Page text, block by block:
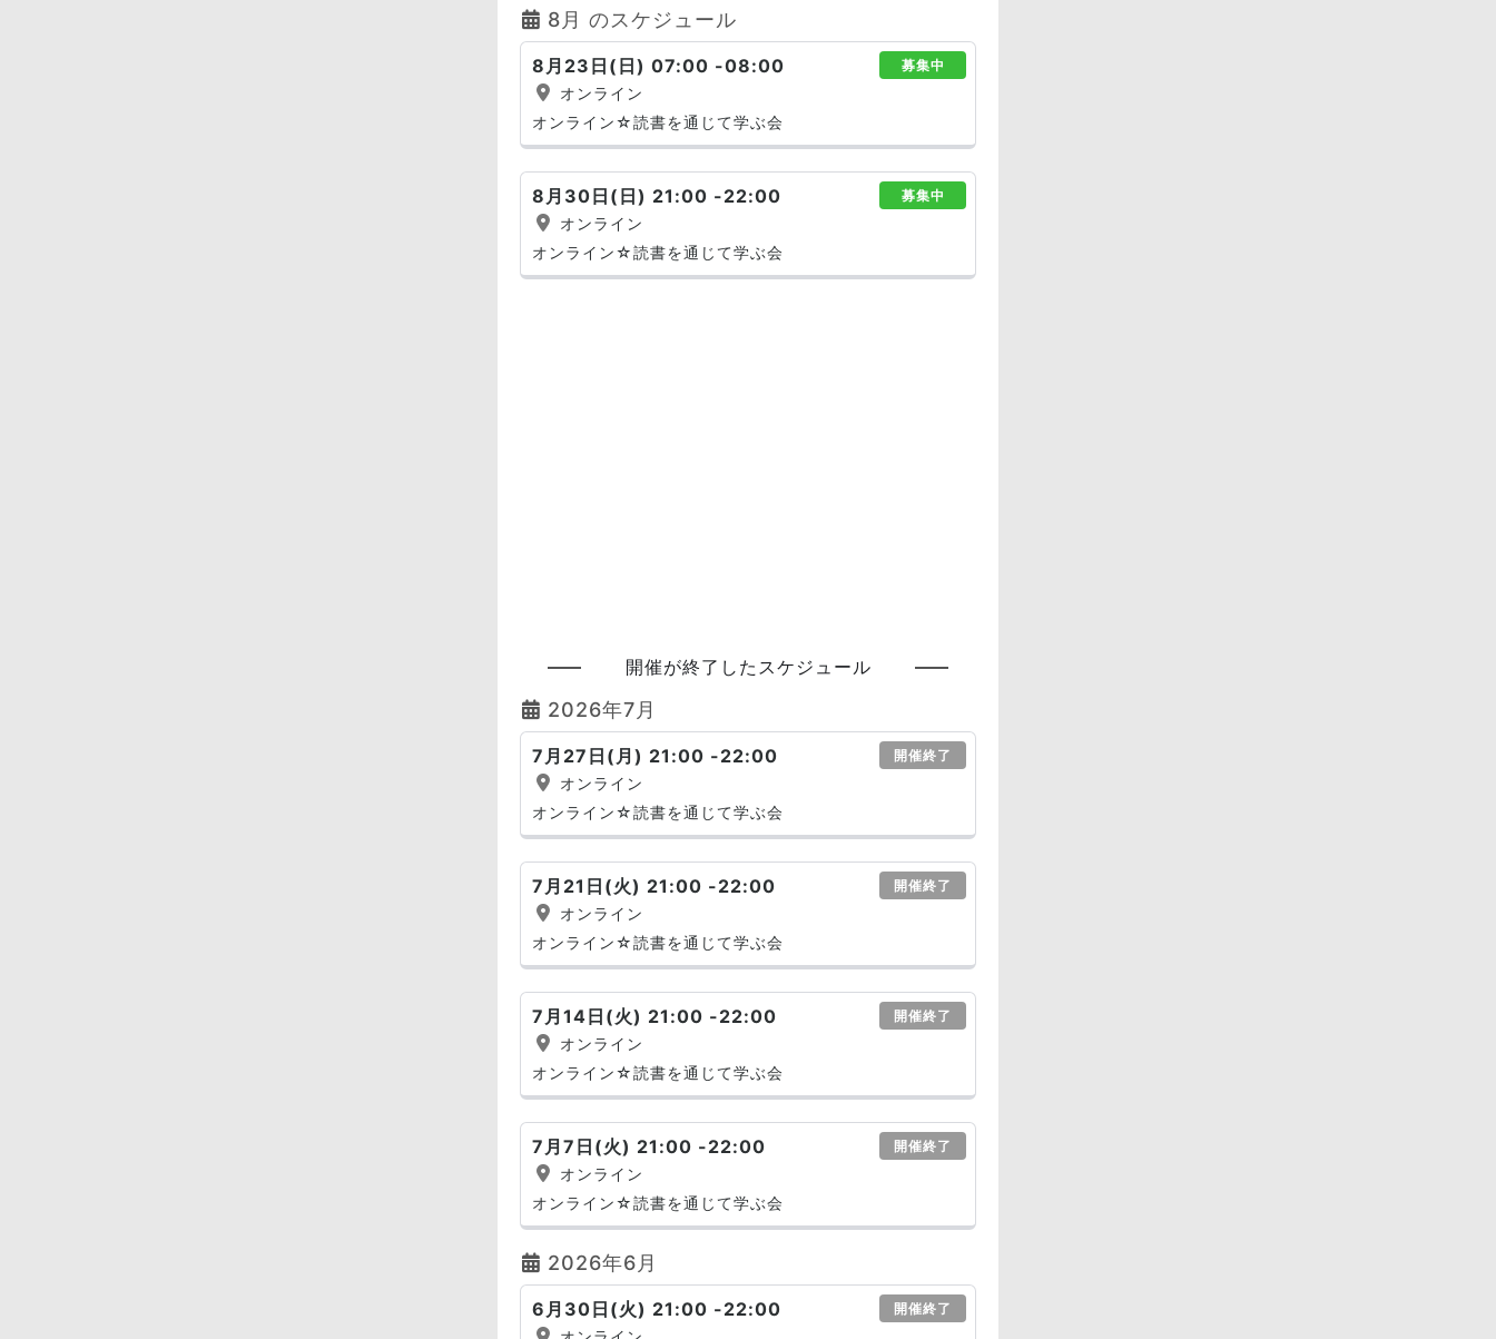
8月 のスケジュール
8月23日(日) 07:00 -08:00 募集中
オンライン
オンライン☆読書を通じて学ぶ会
8月30日(日) 21:00 -22:00 募集中
オンライン
オンライン☆読書を通じて学ぶ会
開催が終了したスケジュール
2026年7月
7月27日(月) 21:00 -22:00 開催終了
オンライン
オンライン☆読書を通じて学ぶ会
7月21日(火) 21:00 -22:00 開催終了
オンライン
オンライン☆読書を通じて学ぶ会
7月14日(火) 21:00 -22:00 開催終了
オンライン
オンライン☆読書を通じて学ぶ会
7月7日(火) 21:00 -22:00 開催終了
オンライン
オンライン☆読書を通じて学ぶ会
2026年6月
6月30日(火) 21:00 -22:00 開催終了